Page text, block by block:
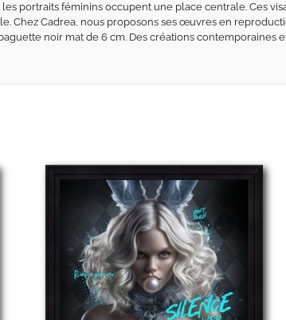
portraits féminins occupent une place centrale. Ces
Chez Cadrea, nous proposons ses œuvres en
noir mat de 6 cm. Des créations contemporaines